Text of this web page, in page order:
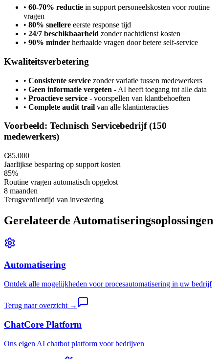
• 60-70% reductie in support personeelskosten voor routine
vragen
• 80% snellere eerste response tijd
• 24/7 beschikbaarheid zonder nachtdienst kosten
• 90% minder herhaalde vragen door betere self-service
Kwaliteitsverbetering
• Consistente service zonder variatie tussen medewerkers
• Geen informatie vergeten - AI heeft toegang tot alle data
• Proactieve service - voorspellen van klantbehoeften
• Complete audit trail van alle klantinteracties
Voorbeeld: Technisch Servicebedrijf (150
medewerkers)
€85.000
Jaarlijkse besparing op support kosten
85%
Routine vragen automatisch opgelost
8 maanden
Terugverdientijd van investering
Gerelateerde Automatiseringsoplossingen
Automatisering
Ontdek alle mogelijkheden voor procesautomatisering in uw bedrijf
Terug naar overzicht →
ChatCore Platform
Ons eigen AI chatbot platform voor bedrijven